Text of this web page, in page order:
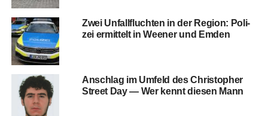
Zwei Unfall­fluch­ten in der Regi­on: Poli­
zei ermit­telt in Wee­ner und Emden
Anschlag im Umfeld des Chris­to­pher
Street Day — Wer kennt die­sen Mann